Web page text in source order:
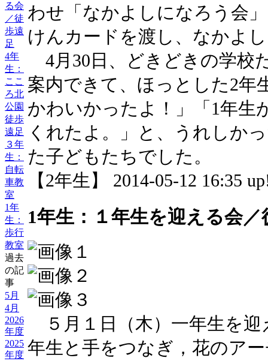
る会
／徒
歩遠
足
4年
生：
ここ
ろ北
公園
徒歩
遠足
３年
生：
自転
車教
室
1年
生：
歩行
教室
過去
の記
事
5月
4月
2026
年度
2025
年度
わせ「なかよしになろう会
けんカードを渡し、なかよ
4月30日、どきどきの学校
案内できて、ほっとした2年
かわいかったよ！」「1年生
くれたよ。」と、うれしか
た子どもたちでした。
【2年生】 2014-05-12 16:35
1年生：１年生を迎える会／
５月１日（木）一年生を迎
年生と手をつなぎ，花のア